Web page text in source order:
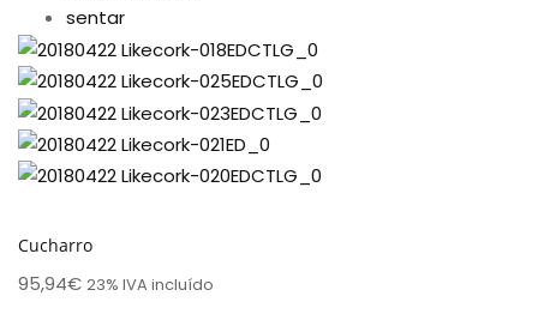
sentar
Cucharro
95,94€ 23% IVA incluído